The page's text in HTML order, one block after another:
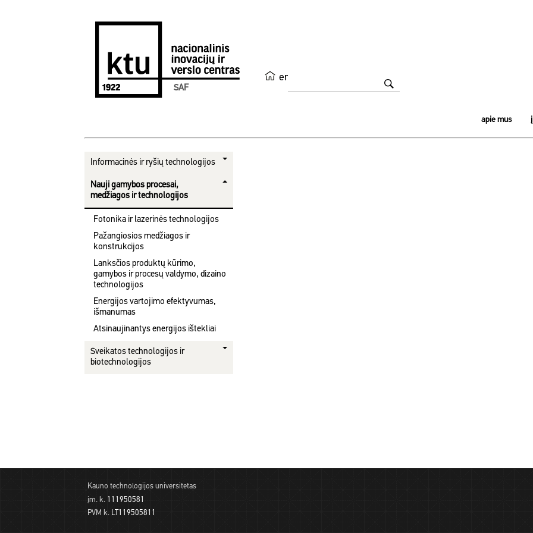
en
SAF
apie mus
Informacinės ir ryšių technologijos
Nauji gamybos procesai,
medžiagos ir technologijos
Fotonika ir lazerinės technologijos
Pažangiosios medžiagos ir
konstrukcijos
Lanksčios produktų kūrimo,
gamybos ir procesų valdymo, dizaino
technologijos
Energijos vartojimo efektyvumas,
išmanumas
Atsinaujinantys energijos ištekliai
Sveikatos technologijos ir
biotechnologijos
Kauno technologijos universitetas
įm. k. 111950581
PVM k. LT119505811